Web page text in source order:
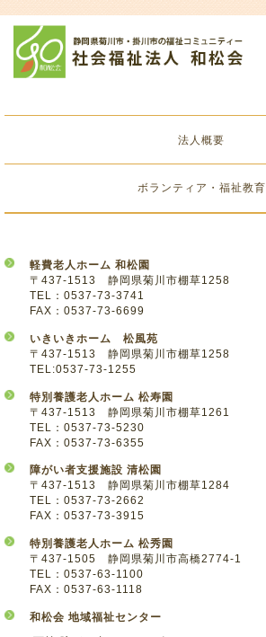
法人概要
ボランティア・福祉教育
軽費老人ホーム 和松園
〒437-1513 静岡県菊川市棚草1258
TEL：0537-73-3741
FAX：0537-73-6699
いきいきホーム 松風苑
〒437-1513 静岡県菊川市棚草1258
TEL:0537-73-1255
特別養護老人ホーム 松寿園
〒437-1513 静岡県菊川市棚草1261
TEL：0537-73-5230
FAX：0537-73-6355
障がい者支援施設 清松園
〒437-1513 静岡県菊川市棚草1284
TEL：0537-73-2662
FAX：0537-73-3915
特別養護老人ホーム 松秀園
〒437-1505 静岡県菊川市高橋2774-1
TEL：0537-63-1100
FAX：0537-63-1118
和松会 地域福祉センター